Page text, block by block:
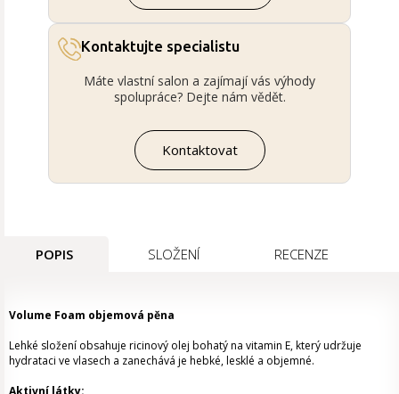
Kontaktujte specialistu
Máte vlastní salon a zajímají vás výhody
spolupráce? Dejte nám vědět.
Kontaktovat
POPIS SLOŽENÍ RECENZE
Volume Foam objemová pěna
Lehké složení obsahuje ricinový olej bohatý na vitamin E, který udržuje
hydrataci ve vlasech a zanechává je hebké, lesklé a objemné.
Aktivní látky: